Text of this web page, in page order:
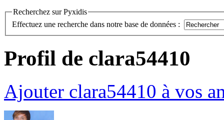
Recherchez sur Pyxidis
Effectuez une recherche dans notre base de données :
Profil de clara54410
Ajouter clara54410 à vos